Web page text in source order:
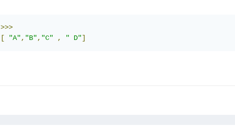
>>>
[
"A", "B", "C" , " D"]